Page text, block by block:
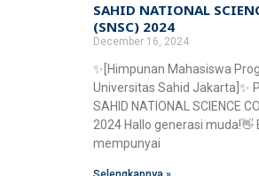
SAHID NATIONAL
(SNSC) 2024
December 16, 2024
✨[Himpunan Mahasiswa
Universitas Sahid Jakarta]✨
SAHID NATIONAL SCIENCE
2024 Hallo generasi muda!👋
mempunyai